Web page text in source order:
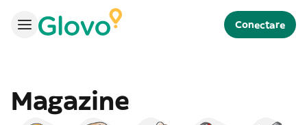
Conectare
Magazine